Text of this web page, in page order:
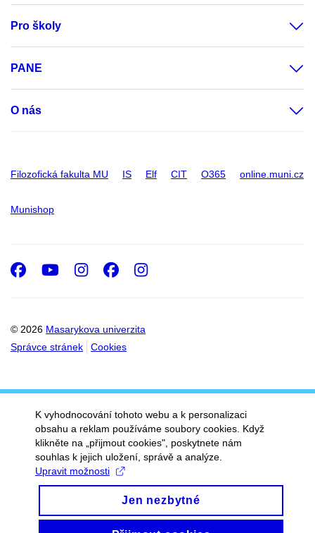
Pro školy
PANE
O nás
Filozofická fakulta MU IS Elf CIT O365 online.muni.cz
Munishop
© 2026 Masarykova univerzita
Správce stránek
Cookies
Facebook
Youtube
Instagram
Facebook
Instagram
K vyhodnocování tohoto webu a k personalizaci
obsahu a reklam používáme soubory cookies. Když
klikněte na „přijmout cookies", poskytnete nám
souhlas k jejich uložení, správě a analýze.
Upravit možnosti
Jen nezbytné